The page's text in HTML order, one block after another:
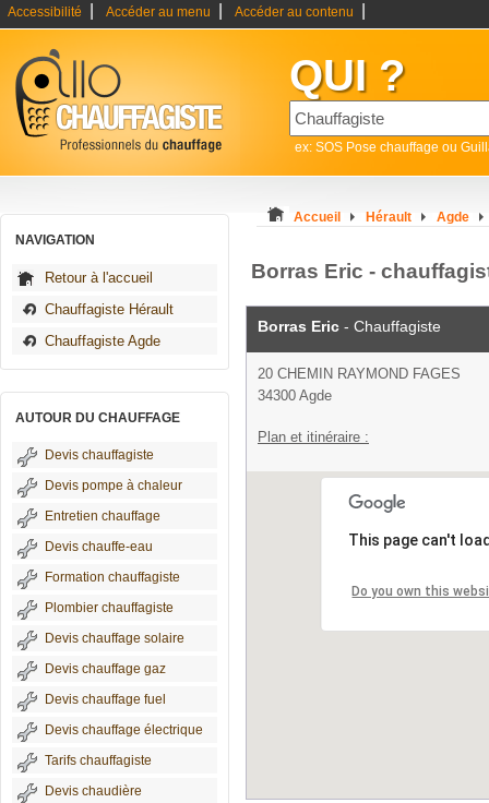
Accessibilité Accéder au menu Accéder au contenu
QUI ?
ex: SOS Pose chauffage ou
NAVIGATION
Retour à l'accueil
Chauffagiste Hérault
Chauffagiste Agde
AUTOUR DU CHAUFFAGE
Devis chauffagiste
Devis pompe à chaleur
Entretien chauffage
Devis chauffe-eau
Formation chauffagiste
Plombier chauffagiste
Devis chauffage solaire
Devis chauffage gaz
Devis chauffage fuel
Devis chauffage électrique
Tarifs chauffagiste
Devis chaudière
Accueil Hérault Agde
Borras Eric -
Borras Eric - Chauffagiste
20 CHEMIN RAYMOND FAGES
34300 Agde
Plan et itinéraire :
This page can't
Do you own this